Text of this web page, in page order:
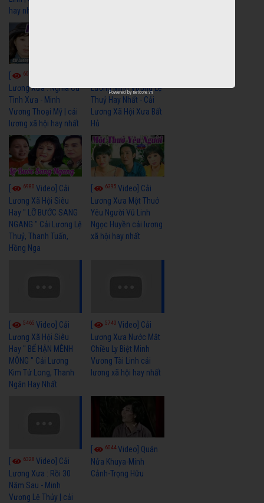
hay nhất
6074
Lương Xưa : Nghĩa Cũ
Tình Xưa - Minh
Vương Thoại Mỹ | cải
lương xã hội hay nhất
Lương Minh Vương Lệ
Thuỷ Hay Nhất - Cải
Lương Xã Hội Xưa Bất
Hủ
6980 Video] Cải
Lương Xã Hội Siêu
Hay " LỠ BƯỚC SANG
NGANG " Cải Lương Lệ
Thuỷ, Thanh Tuấn,
Hồng Nga
6395Video] Cải
Lương Xưa Một Thuở
Yêu Người Vũ Linh
Ngọc Huyền cải lương
xã hội hay nhất
5465 Video] Cải
Lương Xã Hội Siêu
Hay " BỂ HẬN MÊNH
MÔNG " Cải Lương
Kim Tử Long, Thanh
Ngân Hay Nhất
5740Video] Cải
Lương Xưa Nước Mắt
Chiều Ly Biệt Minh
Vương Tài Linh cải
lương xã hội hay nhất
6328 Video] Cải
Lương Xưa : Rồi 30
Năm Sau - Minh
Vương Lệ Thủy | cải
6044Video] Quán
Nửa Khuya-Minh
Cảnh-Trọng Hữu
Powered bynetcore.vn